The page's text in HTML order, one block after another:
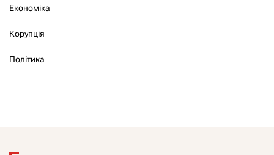
Економіка
Корупція
Політика